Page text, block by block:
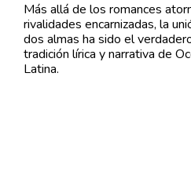
Más allá de los romances
rivalidades encarnizadas, la
dos almas ha sido el
tradición lírica y narrativa de
Latina.